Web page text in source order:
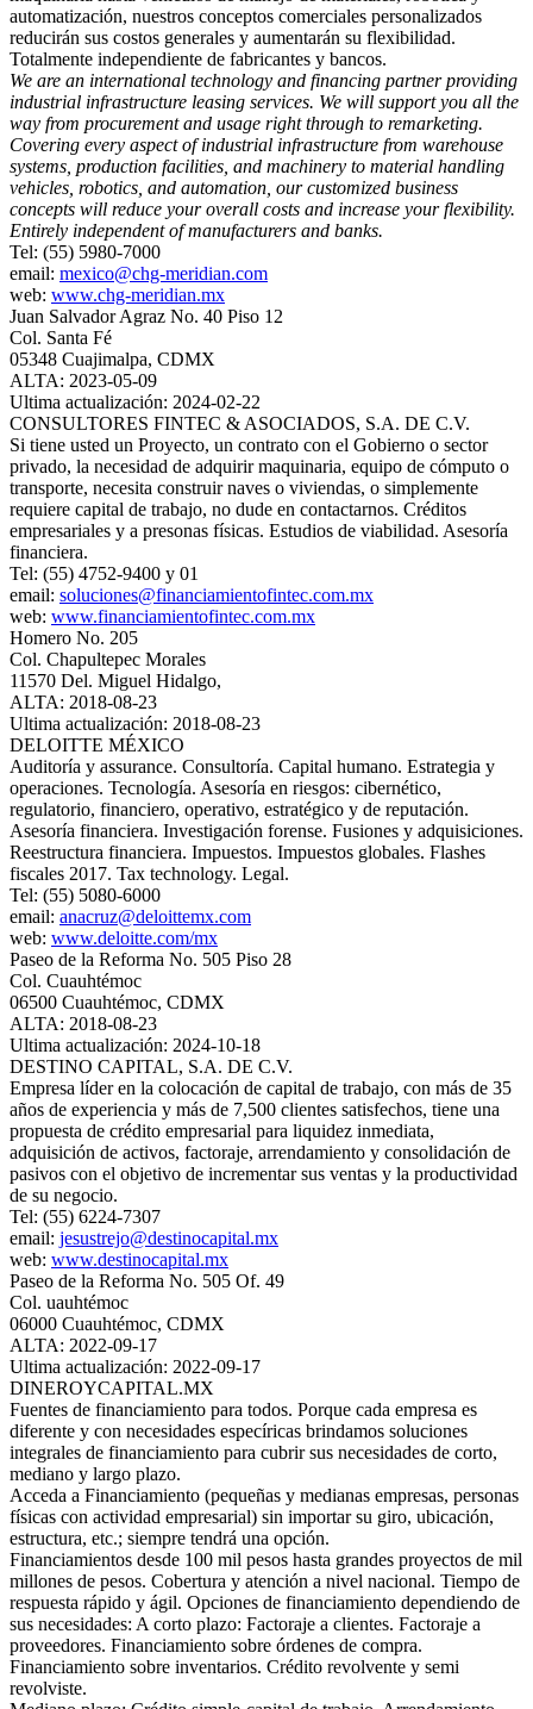
automatización, nuestros conceptos comerciales personalizados
reducirán sus costos generales y aumentarán su flexibilidad.
Totalmente independiente de fabricantes y bancos.
We are an international technology and financing partner providing
industrial infrastructure leasing services. We will support you all the
way from procurement and usage right through to remarketing.
Covering every aspect of industrial infrastructure from warehouse
systems, production facilities, and machinery to material handling
vehicles, robotics, and automation, our customized business
concepts will reduce your overall costs and increase your flexibility.
Entirely independent of manufacturers and banks.
Tel: (55) 5980-7000
email: mexico@chg-meridian.com
web: www.chg-meridian.mx
Juan Salvador Agraz No. 40 Piso 12
Col. Santa Fé
05348 Cuajimalpa, CDMX
ALTA: 2023-05-09
Ultima actualización: 2024-02-22
CONSULTORES FINTEC & ASOCIADOS, S.A. DE C.V.
Si tiene usted un Proyecto, un contrato con el Gobierno o sector
privado, la necesidad de adquirir maquinaria, equipo de cómputo o
transporte, necesita construir naves o viviendas, o simplemente
requiere capital de trabajo, no dude en contactarnos. Créditos
empresariales y a presonas físicas. Estudios de viabilidad. Asesoría
financiera.
Tel: (55) 4752-9400 y 01
email: soluciones@financiamientofintec.com.mx
web: www.financiamientofintec.com.mx
Homero No. 205
Col. Chapultepec Morales
11570 Del. Miguel Hidalgo,
ALTA: 2018-08-23
Ultima actualización: 2018-08-23
DELOITTE MÉXICO
Auditoría y assurance. Consultoría. Capital humano. Estrategia y
operaciones. Tecnología. Asesoría en riesgos: cibernético,
regulatorio, financiero, operativo, estratégico y de reputación.
Asesoría financiera. Investigación forense. Fusiones y adquisiciones.
Reestructura financiera. Impuestos. Impuestos globales. Flashes
fiscales 2017. Tax technology. Legal.
Tel: (55) 5080-6000
email: anacruz@deloittemx.com
web: www.deloitte.com/mx
Paseo de la Reforma No. 505 Piso 28
Col. Cuauhtémoc
06500 Cuauhtémoc, CDMX
ALTA: 2018-08-23
Ultima actualización: 2024-10-18
DESTINO CAPITAL, S.A. DE C.V.
Empresa líder en la colocación de capital de trabajo, con más de 35
años de experiencia y más de 7,500 clientes satisfechos, tiene una
propuesta de crédito empresarial para liquidez inmediata,
adquisición de activos, factoraje, arrendamiento y consolidación de
pasivos con el objetivo de incrementar sus ventas y la productividad
de su negocio.
Tel: (55) 6224-7307
email: jesustrejo@destinocapital.mx
web: www.destinocapital.mx
Paseo de la Reforma No. 505 Of. 49
Col. uauhtémoc
06000 Cuauhtémoc, CDMX
ALTA: 2022-09-17
Ultima actualización: 2022-09-17
DINEROYCAPITAL.MX
Fuentes de financiamiento para todos. Porque cada empresa es
diferente y con necesidades especíricas brindamos soluciones
integrales de financiamiento para cubrir sus necesidades de corto,
mediano y largo plazo.
Acceda a Financiamiento (pequeñas y medianas empresas, personas
físicas con actividad empresarial) sin importar su giro, ubicación,
estructura, etc.; siempre tendrá una opción.
Financiamientos desde 100 mil pesos hasta grandes proyectos de mil
millones de pesos. Cobertura y atención a nivel nacional. Tiempo de
respuesta rápido y ágil. Opciones de financiamiento dependiendo de
sus necesidades: A corto plazo: Factoraje a clientes. Factoraje a
proveedores. Financiamiento sobre órdenes de compra.
Financiamiento sobre inventarios. Crédito revolvente y semi
revolviste.